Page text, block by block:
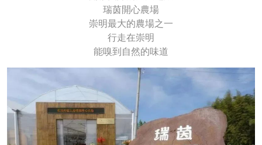
瑞茵開心農場
崇明最大的農場之一
行走在崇明
能嗅到自然的味道